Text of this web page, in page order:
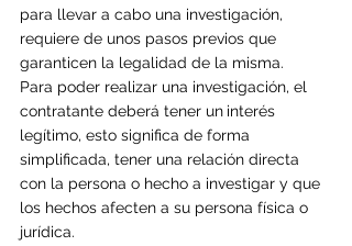
para llevar a cabo una investigación,
requiere de unos pasos previos que
garanticen la legalidad de la misma.
Para poder realizar una investigación, el
contratante deberá tener un interés
legítimo, esto significa de forma
simplificada, tener una relación directa
con la persona o hecho a investigar y que
los hechos afecten a su persona física o
jurídica.